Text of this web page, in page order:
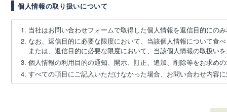
個人情報の取り扱いについて
当社はお問い合わせフォームで取得した個人情報を返信目的にの
なお、返信目的に必要な限度において、当該個人情報について食
または、返信目的に必要な限度において、当該個人情報の取扱い
個人情報の利用目的の通知、開示、訂正、追加、削除等をお求め
すべての項目にご記入いただけなかった場合、お問い合わせ内容